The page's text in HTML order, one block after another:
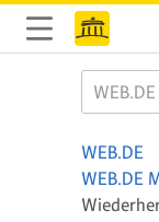
WEB.DE
WEB.DE